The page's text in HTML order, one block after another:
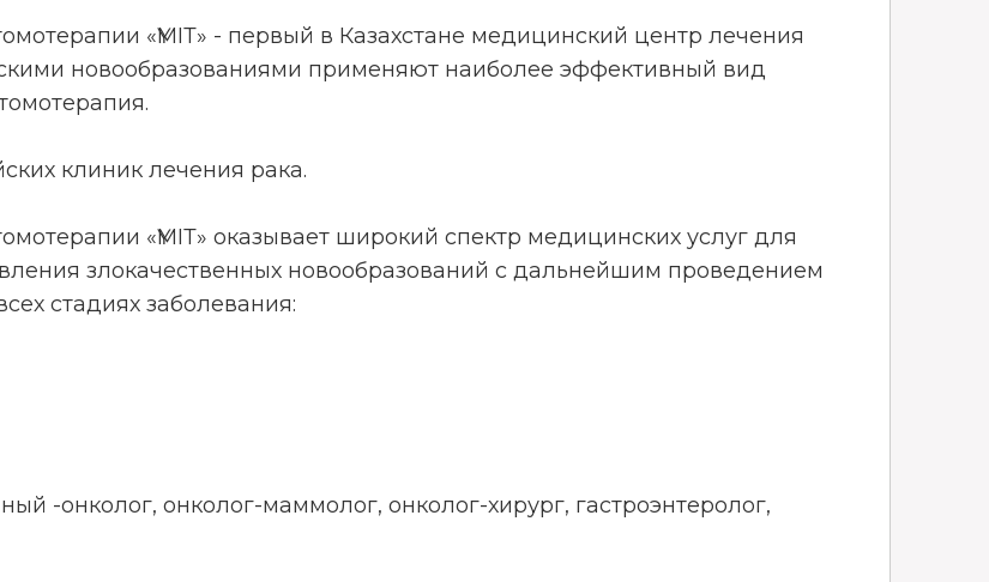
«ҮМІТ» - первый в Казахстане медицинский центр лечения
новообразованиями применяют наиболее эффективный вид
клиник лечения рака.
«ҮМІТ» оказывает широкий спектр медицинских услуг для
злокачественных новообразований с дальнейшим проведением
стадиях заболевания:
-онколог, онколог-маммолог, онколог-хирург, гастроэнтеролог,